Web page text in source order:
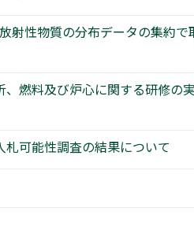
性物質の分布データの集約で
燃料及び炉心に関する研修の
可能性調査の結果について